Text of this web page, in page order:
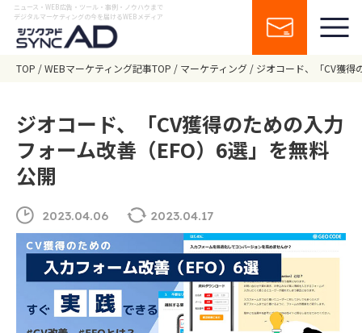
ニュース・WEB広告・ツール・事例・ノウハウまで
デジタルマーケティングの今を届けるWEBメディア
TOP WEBマーケティング記事TOP マーケティング ジオコード、「CV獲得
ジオコード、「CV獲得のための入力
フォーム改善（EFO）6選」を無料
公開
2023.04.06 2023.04.17